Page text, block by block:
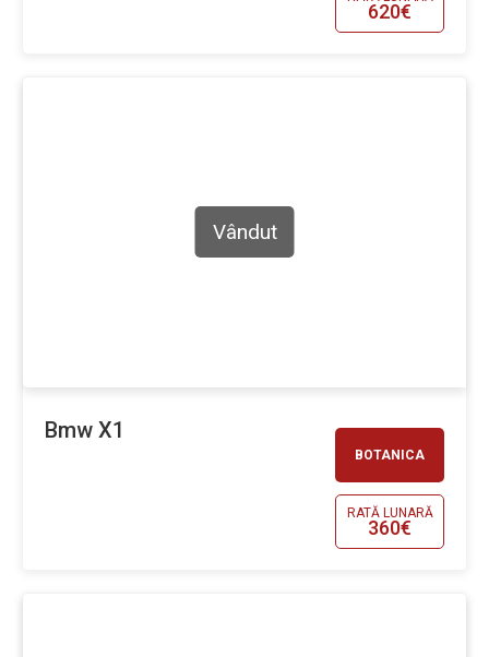
620€
BOTANICA
RATĂ LUNARĂ
360€
Vândut
Bmw X1